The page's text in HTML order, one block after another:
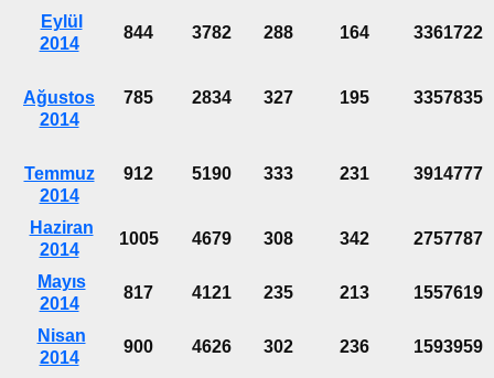
Eylül
2014
844 3782 288 164 3361722
Ağustos
2014
785 2834 327 195 3357835
Temmuz
2014
912 5190 333 231 3914777
Haziran
2014
1005 4679 308 342 2757787
Mayıs
2014
817 4121 235 213 1557619
Nisan
2014
900 4626 302 236 1593959